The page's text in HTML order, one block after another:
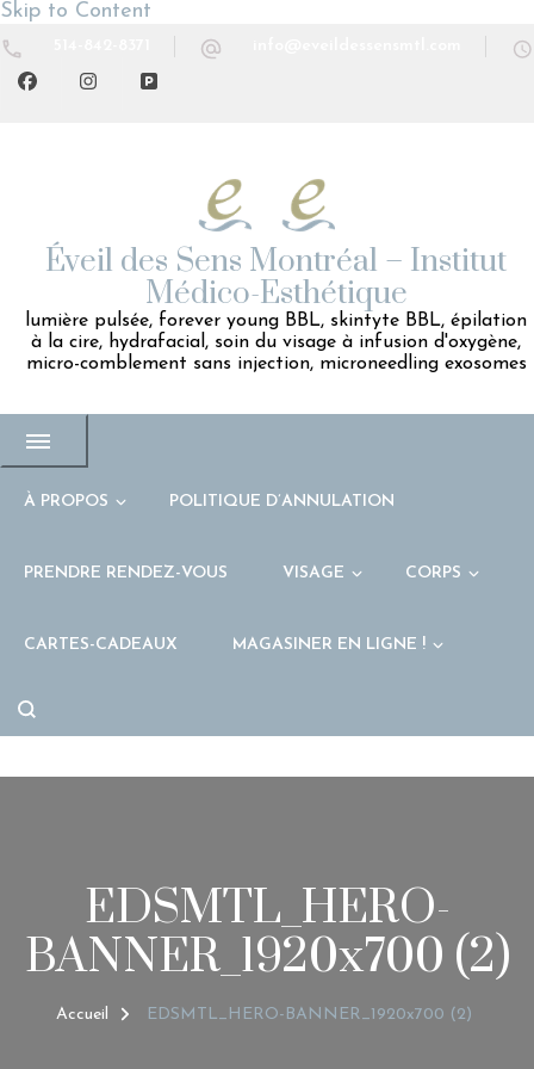
Skip to Content
Éveil des Sens Montréal – Institut
Médico-Esthétique
lumière pulsée, forever young BBL, skintyte BBL, épilation
à la cire, hydrafacial, soin du visage à infusion d'oxygène,
micro-comblement sans injection, microneedling exosomes
À PROPOS POLITIQUE D’ANNULATION
PRENDRE RENDEZ-VOUS VISAGE CORPS
CARTES-CADEAUX MAGASINER EN LIGNE !
EDSMTL_HERO-
BANNER_1920x700 (2)
Accueil EDSMTL_HERO-BANNER_1920x700 (2)